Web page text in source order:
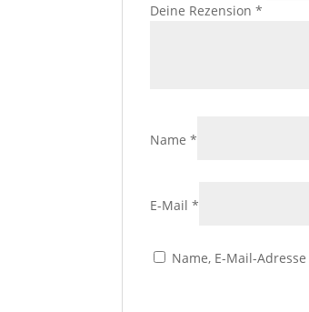
Deine Rezension*
Name*
E-Mail*
Name, E-Mail-